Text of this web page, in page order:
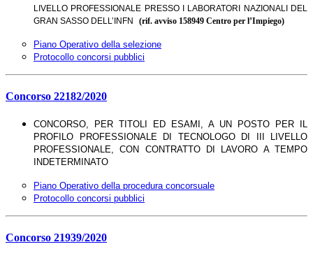
LIVELLO PROFESSIONALE PRESSO I LABORATORI NAZIONALI DEL
GRAN SASSO DELL’INFN
(rif. avviso 158949 Centro per l’Impiego)
Piano Operativo della selezione
Protocollo concorsi pubblici
Concorso 22182/2020
CONCORSO, PER TITOLI ED ESAMI, A UN POSTO PER IL
PROFILO PROFESSIONALE DI TECNOLOGO DI III LIVELLO
PROFESSIONALE, CON CONTRATTO DI LAVORO A TEMPO
INDETERMINATO
Piano Operativo della procedura concorsuale
Protocollo concorsi pubblici
Concorso 21939/2020